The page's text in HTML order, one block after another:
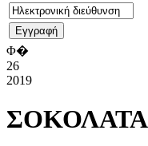
Φ�
26
2019